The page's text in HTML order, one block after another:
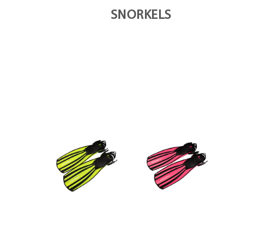
SNORKELS